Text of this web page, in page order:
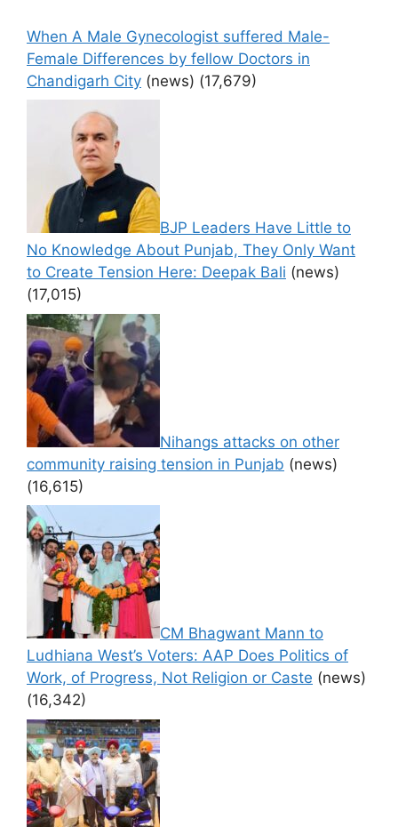
When A Male Gynecologist suffered Male-
Female Differences by fellow Doctors in
Chandigarh City (news) (17,679)
BJP Leaders Have Little to
No Knowledge About Punjab, They Only Want
to Create Tension Here: Deepak Bali (news)
(17,015)
Nihangs attacks on other
community raising tension in Punjab (news)
(16,615)
CM Bhagwant Mann to
Ludhiana West’s Voters: AAP Does Politics of
Work, of Progress, Not Religion or Caste (news)
(16,342)